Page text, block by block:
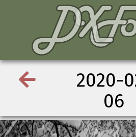
2020-
06